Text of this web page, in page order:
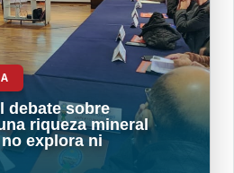
debate sobre
riqueza mineral
explora ni